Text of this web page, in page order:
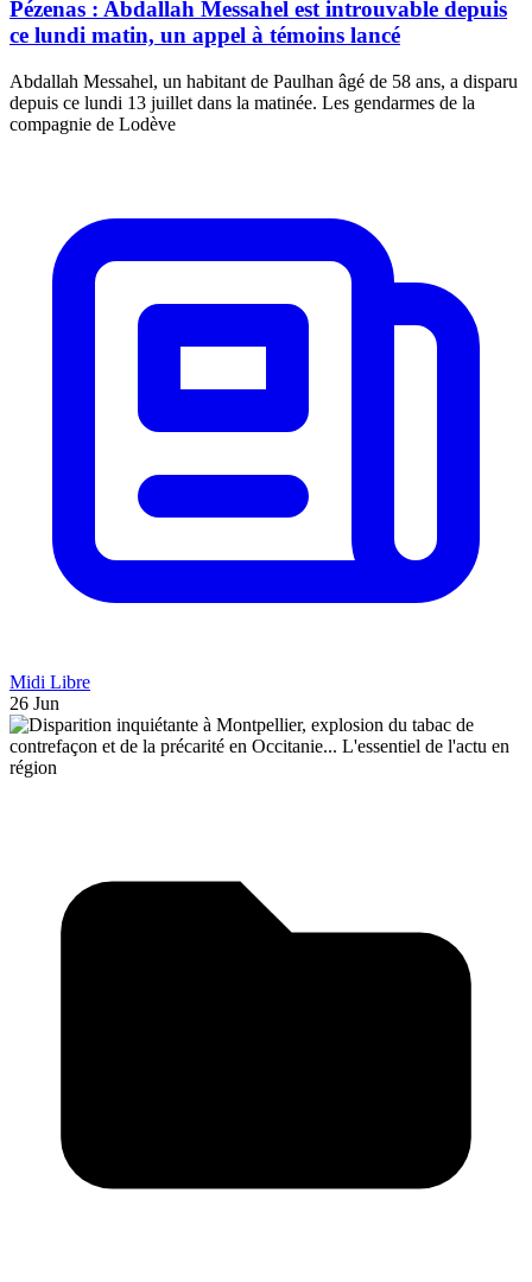
Pézenas : Abdallah Messahel est introuvable depuis
ce lundi matin, un appel à témoins lancé
Abdallah Messahel, un habitant de Paulhan âgé de 58 ans, a disparu
depuis ce lundi 13 juillet dans la matinée. Les gendarmes de la
compagnie de Lodève
Midi Libre
26 Jun